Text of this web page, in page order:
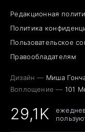
Редакционная
Политика
Пользовательское
Правообладателям
Дизайн — Миша
Воплощение — 101
29,1K